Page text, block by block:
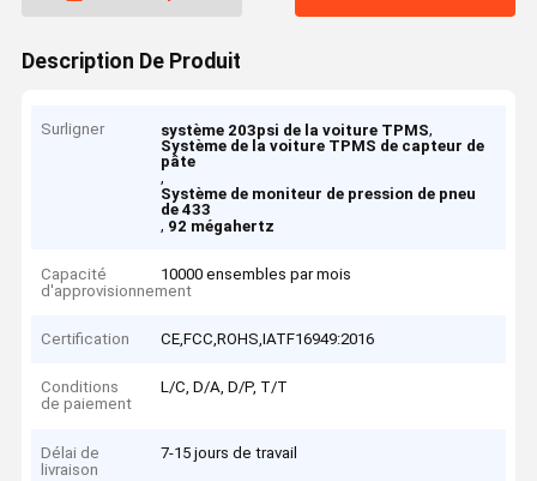
Description De Produit
Surligner système 203psi de la voiture TPMS,
Système de la voiture TPMS de capteur de
pâte
,
Système de moniteur de pression de pneu
de 433
, 92 mégahertz
Capacité
d'approvisionnement
10000 ensembles par mois
Certification CE,FCC,ROHS,IATF16949:2016
Conditions
de paiement
L/C, D/A, D/P, T/T
Délai de
livraison
7-15 jours de travail